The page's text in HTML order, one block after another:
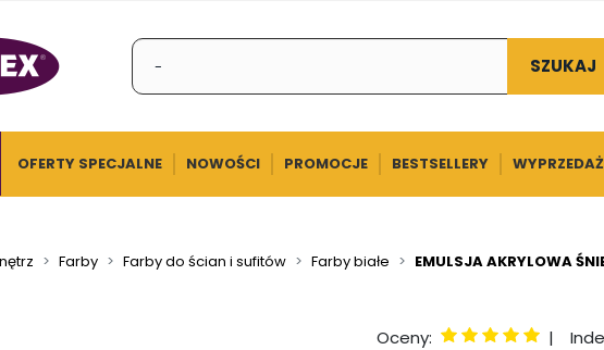
SZUKAJ
OFERTY SPECJALNE NOWOŚCI PROMOCJE BESTSELLERY WYPRZEDAŻ
Farby Farby do ścian i sufitów Farby białe EMULSJA AKRYLOWA
Oceny: |